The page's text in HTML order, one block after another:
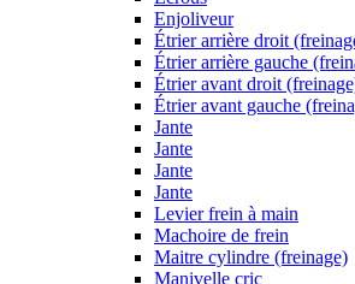
Enjoliveur
Étrier arrière droit
Étrier arrière gauche
Étrier avant droit
Étrier avant gauche
Jante
Jante
Jante
Jante
Levier frein à main
Machoire de frein
Maitre cylindre (freinage)
Manivelle cric